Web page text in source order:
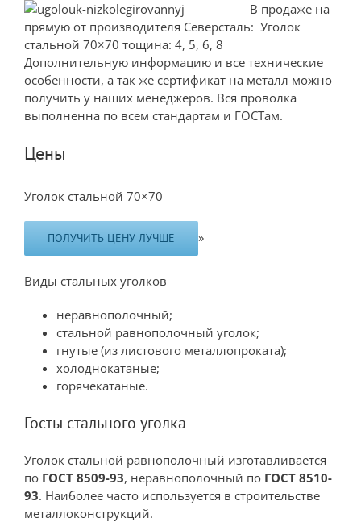
В продаже на
прямую от производителя Северсталь: Уголок
стальной 70×70 тощина: 4, 5, 6, 8
Дополнительную информацию и все технические
особенности, а так же сертификат на металл можно
получить у наших менеджеров. Вся проволка
выполненна по всем стандартам и ГОСТам.
Цены
Уголок стальной 70×70
ПОЛУЧИТЬ ЦЕНУ ЛУЧШЕ »
Виды стальных уголков
неравнополочный;
стальной равнополочный уголок;
гнутые (из листового металлопроката);
холоднокатаные;
горячекатаные.
Госты стального уголка
Уголок стальной равнополочный изготавливается
по ГОСТ 8509-93, неравнополочный по ГОСТ 8510-
93. Наиболее часто используется в строительстве
металлоконструкций.